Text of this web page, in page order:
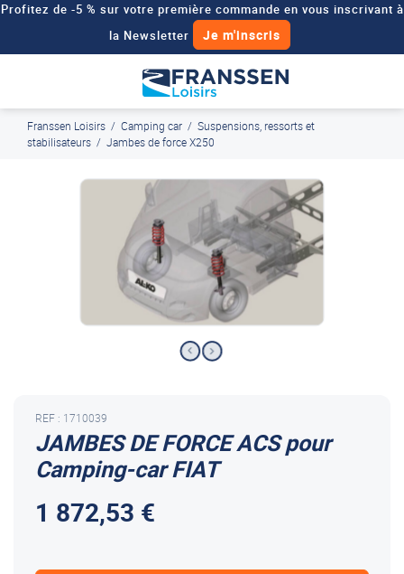
Profitez de -5 % sur votre première commande en vous inscrivant à
la Newsletter
Je m'inscris
Demander un devis
Paiement en ligne sécurisé, en 4x par Paypal
Franssen Loisirs / Camping car / Suspensions, ressorts et
stabilisateurs / Jambes de force X250
JAMBES DE FORCE ACS pour
Camping-car FIAT
REF : 1710039
1 872,53 €